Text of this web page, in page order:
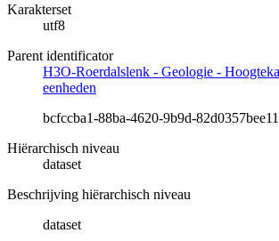
Karakterset
utf8
Parent identificator
H3O-Roerdalslenk - Geologie -
eenheden
bcfccba1-88ba-4620-9b9d-82d0357bee11
Hiërarchisch niveau
dataset
Beschrijving hiërarchisch niveau
dataset